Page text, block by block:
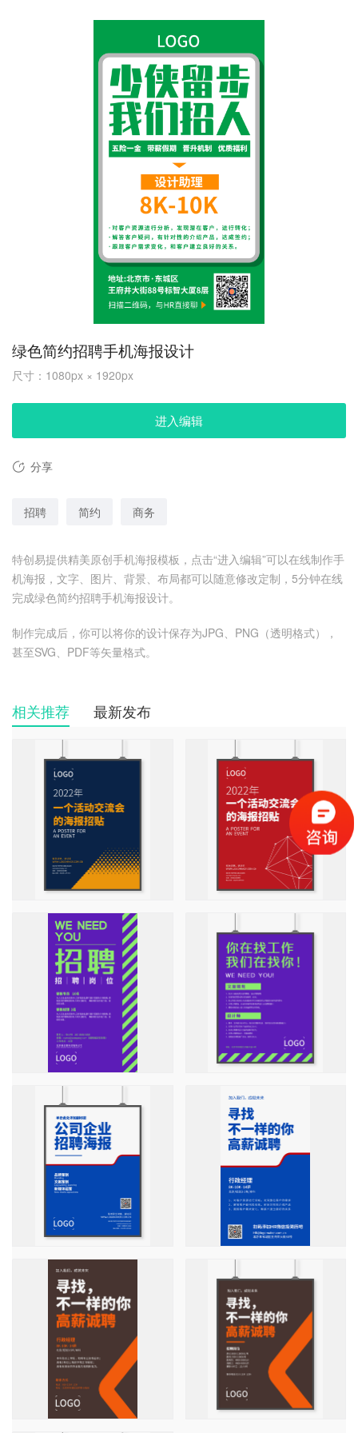
绿色简约招聘手机海报设计
尺寸：1080px × 1920px
进入编辑
分享
招聘 简约 商务
特创易提供精美原创手机海报模板，点击“进入编辑”可以在线制作手
机海报，文字、图片、背景、布局都可以随意修改定制，5分钟在线
完成绿色简约招聘手机海报设计。
制作完成后，你可以将你的设计保存为JPG、PNG（透明格式），
甚至SVG、PDF等矢量格式。
相关推荐 最新发布